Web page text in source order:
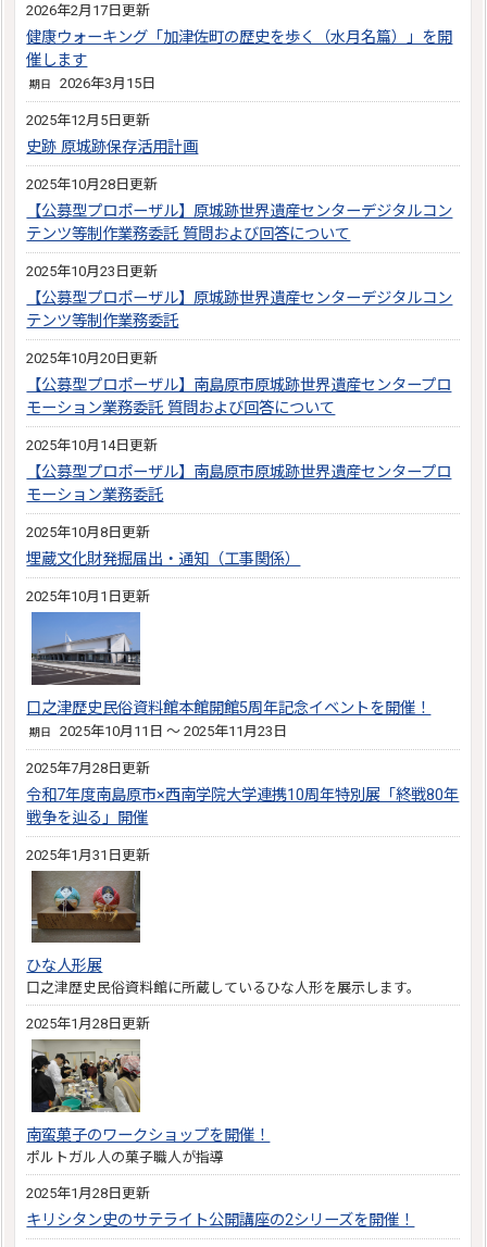
2026年2月17日更新
健康ウォーキング「加津佐町の歴史を歩く（水月名篇）」を開
催します
期日 2026年3月15日
2025年12月5日更新
史跡 原城跡保存活用計画
2025年10月28日更新
【公募型プロポーザル】原城跡世界遺産センターデジタルコン
テンツ等制作業務委託 質問および回答について
2025年10月23日更新
【公募型プロポーザル】原城跡世界遺産センターデジタルコン
テンツ等制作業務委託
2025年10月20日更新
【公募型プロポーザル】南島原市原城跡世界遺産センタープロ
モーション業務委託 質問および回答について
2025年10月14日更新
【公募型プロポーザル】南島原市原城跡世界遺産センタープロ
モーション業務委託
2025年10月8日更新
埋蔵文化財発掘届出・通知（工事関係）
2025年10月1日更新
口之津歴史民俗資料館本館開館5周年記念イベントを開催！
期日 2025年10月11日 ～ 2025年11月23日
2025年7月28日更新
令和7年度南島原市×西南学院大学連携10周年特別展「終戦80年
戦争を辿る」開催
2025年1月31日更新
ひな人形展
口之津歴史民俗資料館に所蔵しているひな人形を展示します。
2025年1月28日更新
南蛮菓子のワークショップを開催！
ポルトガル人の菓子職人が指導
2025年1月28日更新
キリシタン史のサテライト公開講座の2シリーズを開催！